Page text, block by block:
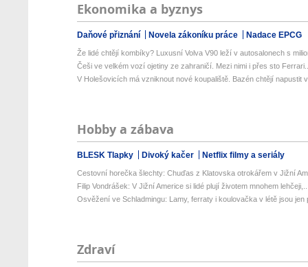
Ekonomika a byznys
Daňové přiznání Novela zákoníku práce Nadace EPCG
Že lidé chtějí kombíky? Luxusní Volva V90 leží v autosalonech s
Češi ve velkém vozí ojetiny ze zahraničí. Mezi nimi i přes sto
V Holešovicích má vzniknout nové koupaliště. Bazén chtějí napustit
Hobby a zábava
BLESK Tlapky Divoký kačer Netflix filmy a seriály
Cestovní horečka šlechty: Chuďas z Klatovska otrokářem v Jižní
Filip Vondrášek: V Jižní Americe si lidé plují životem mnohem
Osvěžení ve Schladmingu: Lamy, ferraty i koulovačka v létě jsou jen
Zdraví